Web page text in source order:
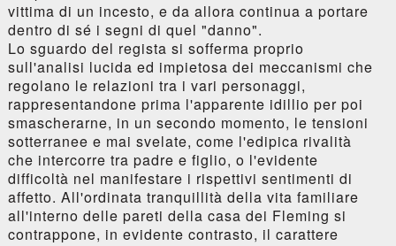
vittima di un incesto, e da allora continua a portare
dentro di sé i segni di quel "danno".
Lo sguardo del regista si sofferma proprio
sull'analisi lucida ed impietosa dei meccanismi che
regolano le relazioni tra i vari personaggi,
rappresentandone prima l'apparente idillio per poi
smascherarne, in un secondo momento, le tensioni
sotterranee e mai svelate, come l'edipica rivalità
che intercorre tra padre e figlio, o l'evidente
difficoltà nel manifestare i rispettivi sentimenti di
affetto. All'ordinata tranquillità della vita familiare
all'interno delle pareti della casa dei Fleming si
contrappone, in evidente contrasto, il carattere